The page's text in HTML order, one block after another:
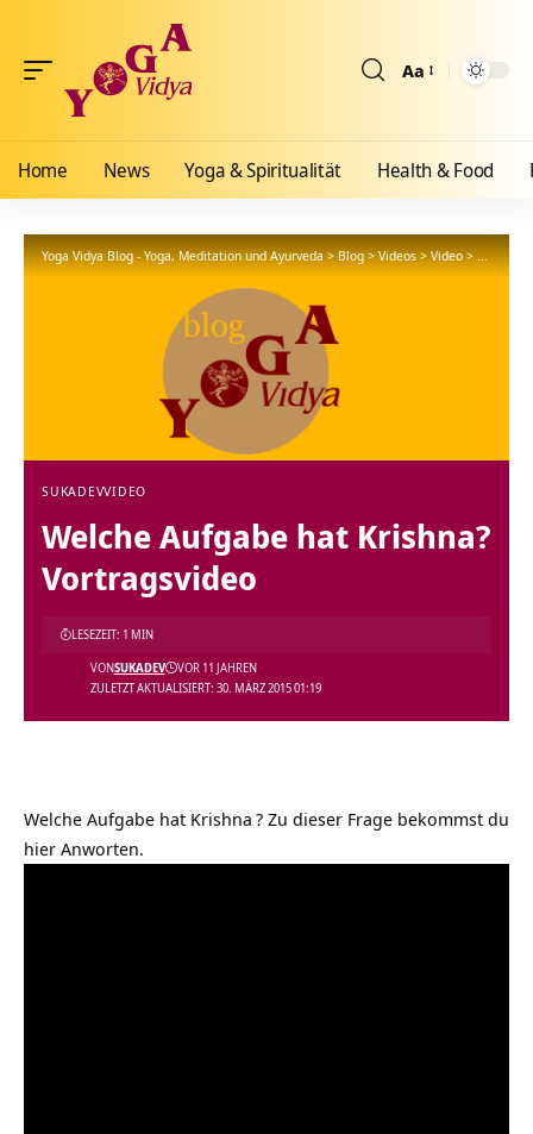
Aa
Home News Yoga & Spiritualität Health & Food
Yoga Vidya Blog - Yoga, Meditation und Ayurveda>Blog>Videos>Video>Welche
SUKADEVVIDEO
Welche Aufgabe hat Krishna?
Vortragsvideo
ZULETZT AKTUALISIERT: 30. MÄRZ 2015 01:19
VONSUKADEV VOR 11 JAHREN
LESEZEIT: 1 MIN
Welche Aufgabe hat Krishna ? Zu dieser Frage bekommst du
hier Anworten.